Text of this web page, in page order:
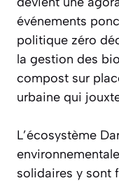
événements
politique zéro
la gestion des
compost sur
urbaine qui
L’écosystème
solidaires y sont